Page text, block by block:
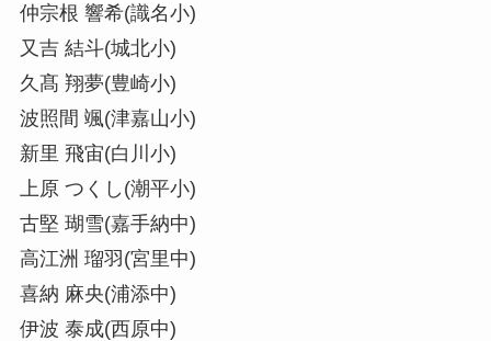
仲宗根 響希(識名小)
又吉 結斗(城北小)
久髙 翔夢(豊崎小)
波照間 颯(津嘉山小)
新里 飛宙(白川小)
上原 つくし(潮平小)
古堅 瑚雪(嘉手納中)
高江洲 瑠羽(宮里中)
喜納 麻央(浦添中)
伊波 泰成(西原中)